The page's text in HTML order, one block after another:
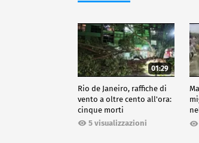
01:29
Rio de Janeiro, raffiche di
vento a oltre cento all'ora:
cinque morti
5 visualizzazioni